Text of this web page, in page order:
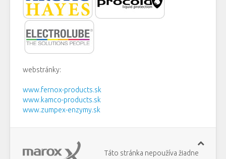
webstránky:
www.fernox-products.sk
www.kamco-products.sk
www.zumpex-enzymy.sk
Táto stránka nepoužíva žiadne